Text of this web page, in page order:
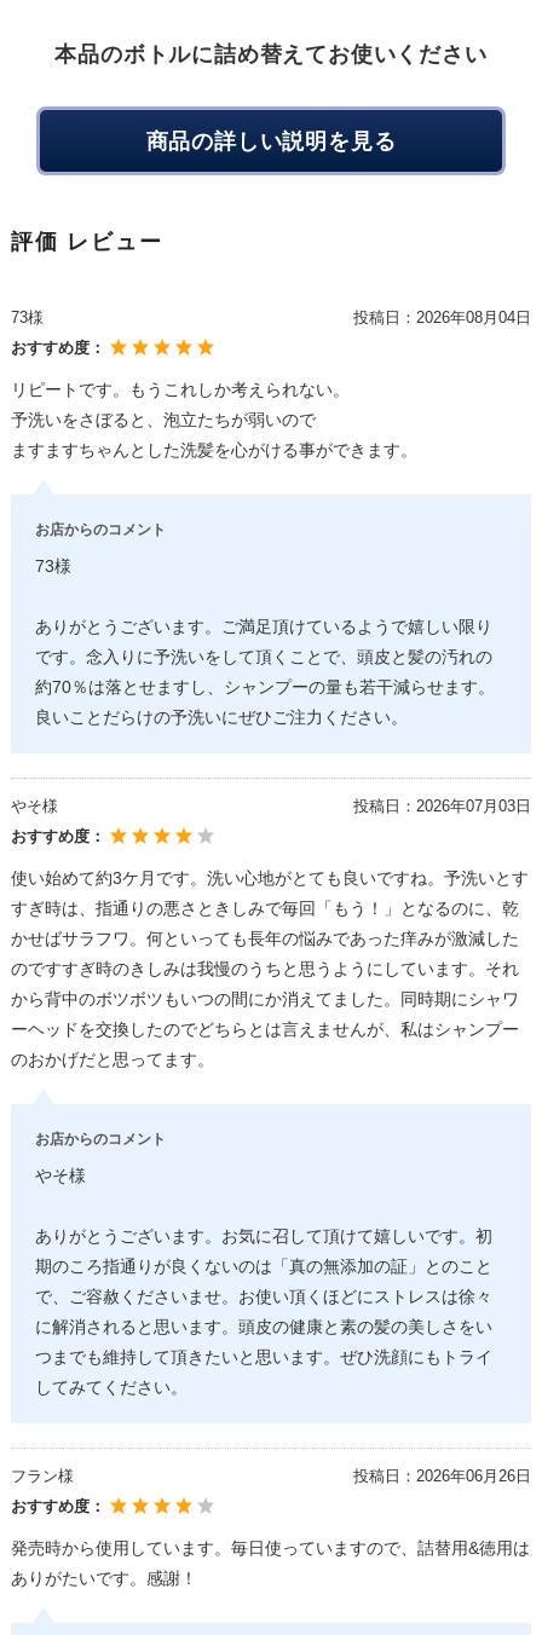
本品のボトルに詰め替えてお使いください
商品の詳しい説明を見る
評価 レビュー
73様 投稿日： 2026年08月04日
おすすめ度：
リピートです。もうこれしか考えられない。
予洗いをさぼると、泡立たちが弱いので
ますますちゃんとした洗髪を心がける事ができます。
お店からのコメント
73様
ありがとうございます。ご満足頂けているようで嬉しい限り
です。念入りに予洗いをして頂くことで、頭皮と髪の汚れの
約70％は落とせますし、シャンプーの量も若干減らせます。
良いことだらけの予洗いにぜひご注力ください。
やそ様 投稿日： 2026年07月03日
おすすめ度：
使い始めて約3ケ月です。洗い心地がとても良いですね。予洗いとす
すぎ時は、指通りの悪さときしみで毎回「もう！」となるのに、乾
かせばサラフワ。何といっても長年の悩みであった痒みが激減した
のですすぎ時のきしみは我慢のうちと思うようにしています。それ
から背中のボツボツもいつの間にか消えてました。同時期にシャワ
ーヘッドを交換したのでどちらとは言えませんが、私はシャンプー
のおかげだと思ってます。
お店からのコメント
やそ様
ありがとうございます。お気に召して頂けて嬉しいです。初
期のころ指通りが良くないのは「真の無添加の証」とのこと
で、ご容赦くださいませ。お使い頂くほどにストレスは徐々
に解消されると思います。頭皮の健康と素の髪の美しさをい
つまでも維持して頂きたいと思います。ぜひ洗顔にもトライ
してみてください。
フラン様 投稿日： 2026年06月26日
おすすめ度：
発売時から使用しています。毎日使っていますので、詰替用&徳用は
ありがたいです。感謝！